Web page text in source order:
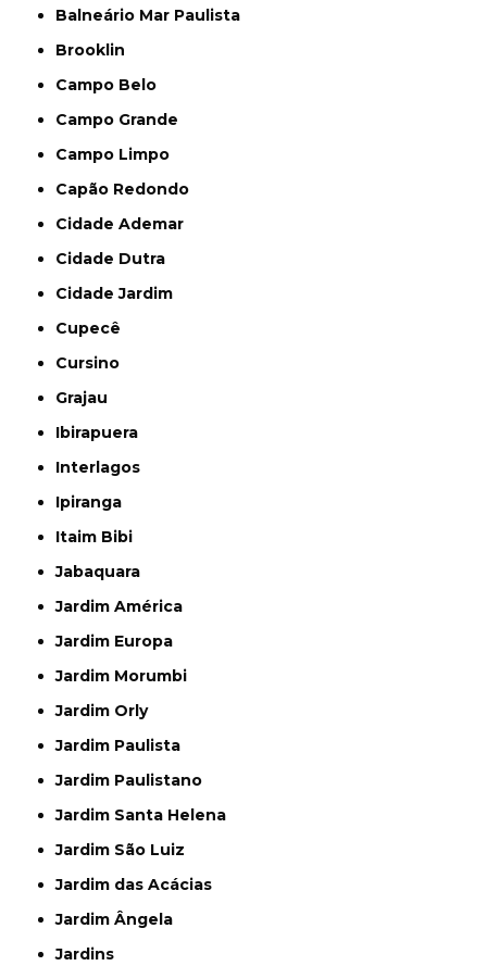
Balneário Mar Paulista
Brooklin
Campo Belo
Campo Grande
Campo Limpo
Capão Redondo
Cidade Ademar
Cidade Dutra
Cidade Jardim
Cupecê
Cursino
Grajau
Ibirapuera
Interlagos
Ipiranga
Itaim Bibi
Jabaquara
Jardim América
Jardim Europa
Jardim Morumbi
Jardim Orly
Jardim Paulista
Jardim Paulistano
Jardim Santa Helena
Jardim São Luiz
Jardim das Acácias
Jardim Ângela
Jardins